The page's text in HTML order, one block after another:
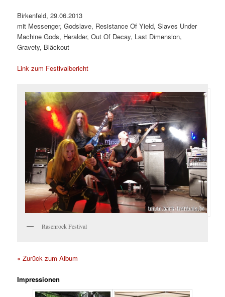
Birkenfeld, 29.06.2013
mit Messenger, Godslave, Resistance Of Yield, Slaves Under
Machine Gods, Heralder, Out Of Decay, Last Dimension,
Gravety, Bläckout
Link zum Festivalbericht
Rasenrock Festival
« Zurück zum Album
Impressionen